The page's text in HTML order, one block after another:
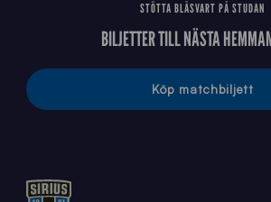
STÖTTA BLÅSVART PÅ STUDAN
BILJETTER TILL NÄSTA
Köp matchbiljett